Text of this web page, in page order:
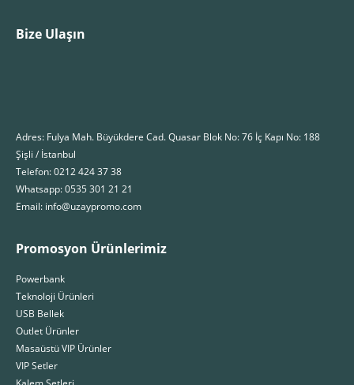
Bize Ulaşın
Adres: Fulya Mah. Büyükdere Cad. Quasar Blok No: 76 İç Kapı No: 188
Şişli / İstanbul
Telefon: 0212 424 37 38
Whatsapp: 0535 301 21 21
Email: info@uzaypromo.com
Promosyon Ürünlerimiz
Powerbank
Teknoloji Ürünleri
USB Bellek
Outlet Ürünler
Masaüstü VIP Ürünler
VIP Setler